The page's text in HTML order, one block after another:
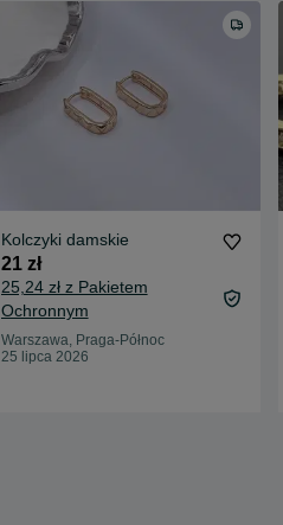
Kolczyki damskie
21 zł
25,24 zł z Pakietem
Ochronnym
Warszawa, Praga-Północ
25 lipca 2026